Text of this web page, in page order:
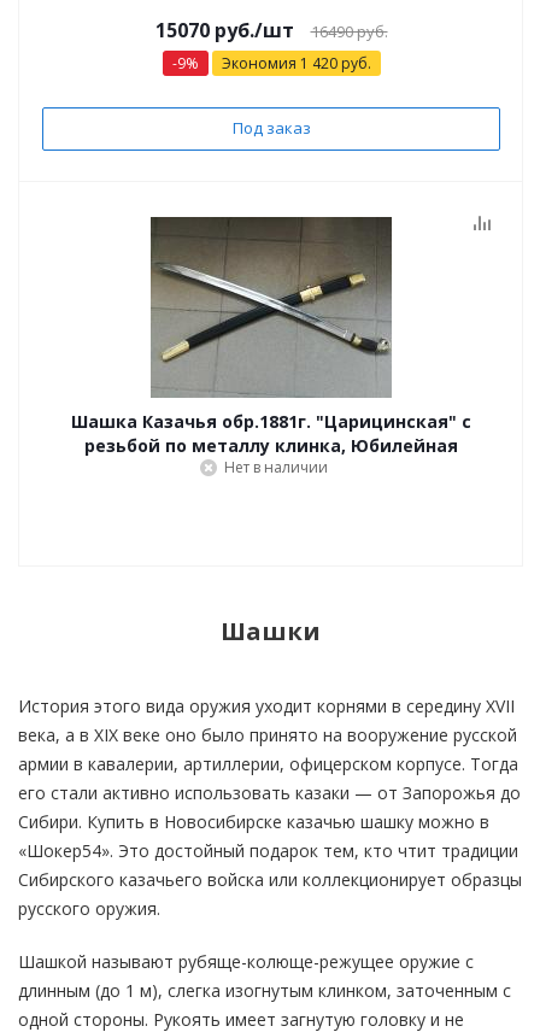
15070 руб./шт 16490 руб.
-9% Экономия 1 420руб.
Под заказ
Шашка Казачья обр.1881г. "Царицинская" с
резьбой по металлу клинка, Юбилейная
Нет в наличии
Шашки
История этого вида оружия уходит корнями в середину XVII
века, а в XIX веке оно было принято на вооружение русской
армии в кавалерии, артиллерии, офицерском корпусе. Тогда
его стали активно использовать казаки — от Запорожья до
Сибири. Купить в Новосибирске казачью шашку можно в
«Шокер54». Это достойный подарок тем, кто чтит традиции
Сибирского казачьего войска или коллекционирует образцы
русского оружия.
Шашкой называют рубяще-колюще-режущее оружие с
длинным (до 1 м), слегка изогнутым клинком, заточенным с
одной стороны. Рукоять имеет загнутую головку и не